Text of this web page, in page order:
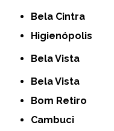
Bela Cintra
Higienópolis
Bela Vista
Bela Vista
Bom Retiro
Cambuci